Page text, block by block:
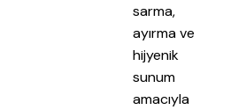
sarma,
ayırma ve
hijyenik
sunum
amacıyla